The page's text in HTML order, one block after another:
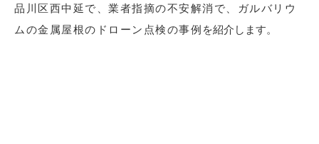
品川区西中延で、業者指摘の不安解消で、ガルバリウ
ムの金属屋根のドローン点検の事例 を紹介します。